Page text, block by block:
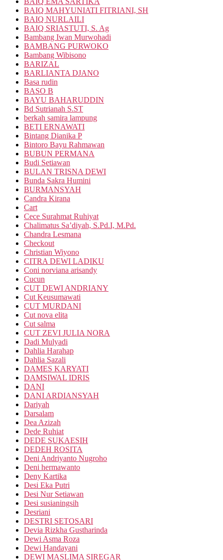
BAIQ MAHYUNIATI FITRIANI, SH
BAIQ NURLAILI
BAIQ SRIASTUTI, S. Ag
Bambang Iwan Murwohadi
BAMBANG PURWOKO
Bambang Wibisono
BARIZAL
BARLIANTA DJANO
Basa rudin
BASO B
BAYU BAHARUDDIN
Bd Sutrianah S.ST
berkah samira lampung
BETI ERNAWATI
Bintang Dianika P
Bintoro Bayu Rahmawan
BUBUN PERMANA
Budi Setiawan
BULAN TRISNA DEWI
Bunda Sakra Humini
BURMANSYAH
Candra Kirana
Cart
Cece Surahmat Ruhiyat
Chalimatus Sa’diyah, S.Pd.I, M.Pd.
Chandra Lesmana
Checkout
Christian Wiyono
CITRA DEWI LADIKU
Coni norviana arisandy
Cucun
CUT DEWI ANDRIANY
Cut Keusumawati
CUT MURDANI
Cut nova elita
Cut salma
CUT ZEVI JULIA NORA
Dadi Mulyadi
Dahlia Harahap
Dahlia Sazali
DAMES KARYATI
DAMSIWAL IDRIS
DANI
DANI ARDIANSYAH
Dariyah
Darsalam
Dea Azizah
Dede Ruhiat
DEDE SUKAESIH
DEDEH ROSITA
Deni Andriyanto Nugroho
Deni hermawanto
Deny Kartika
Desi Eka Putri
Desi Nur Setiawan
Desi susianingsih
Desriani
DESTRI SETOSARI
Devia Rizkha Gustharinda
Dewi Asma Roza
Dewi Handayani
DEWI MASLIMA SIREGAR